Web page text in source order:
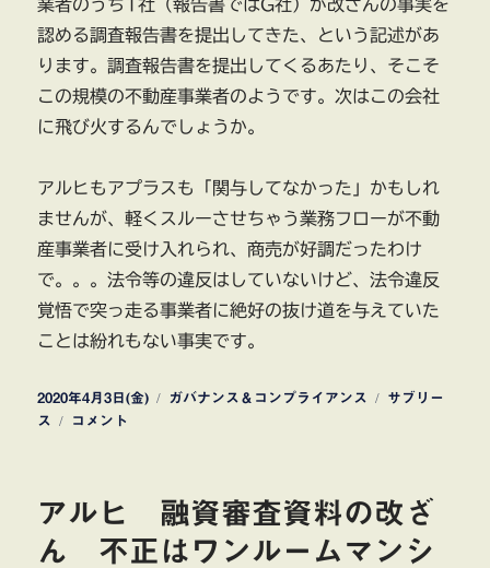
業者のうち1社（報告書ではG社）が改ざんの事実を
認める調査報告書を提出してきた、という記述があ
ります。調査報告書を提出してくるあたり、そこそ
この規模の不動産事業者のようです。次はこの会社
に飛び火するんでしょうか。
アルヒもアプラスも「関与してなかった」かもしれ
ませんが、軽くスルーさせちゃう業務フローが不動
産事業者に受け入れられ、商売が好調だったわけ
で。。。法令等の違反はしていないけど、法令違反
覚悟で突っ走る事業者に絶好の抜け道を与えていた
ことは紛れもない事実です。
投
稿
2020年4月3日(金)
カ
ガバナンス＆コンプライアンス
タ
サブリー
ス
ア
プ
コメント
アルヒ 融資審査資料の改ざ
ん 不正はワンルームマンシ